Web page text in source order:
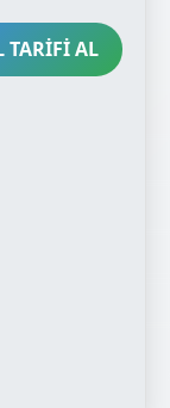
TARİFİ AL